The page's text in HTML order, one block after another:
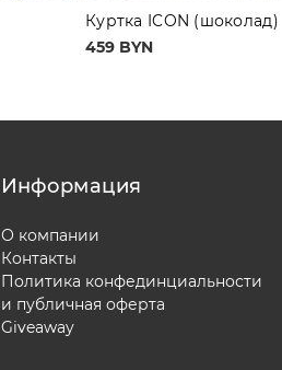
Куртка ICON (шоколад)
459 BYN
Информация
О компании
Контакты
Политика конфединциальности
и публичная оферта
Giveaway